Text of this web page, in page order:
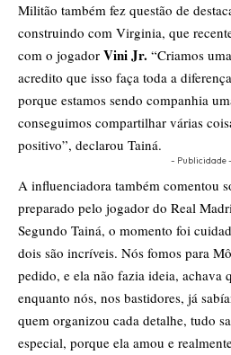
Militão também fez questão de
construindo com Virginia, que
com o jogador Vini Jr. “Criamos
acredito que isso faça toda a
porque estamos sendo companhia
conseguimos compartilhar várias
positivo”, declarou Tainá.
- Publicidade -
A influenciadora também comentou
preparado pelo jogador do Real
Segundo Tainá, o momento foi
dois são incríveis. Nós fomos para
pedido, e ela não fazia ideia, achava
enquanto nós, nos bastidores, já
quem organizou cada detalhe, tudo
especial, porque ela amou e